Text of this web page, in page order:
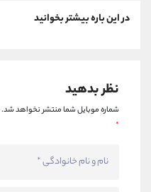
در این باره بیشتر بخوانید
نظر بدهید
شماره موبایل شما منتشر نخواهد شد.
*